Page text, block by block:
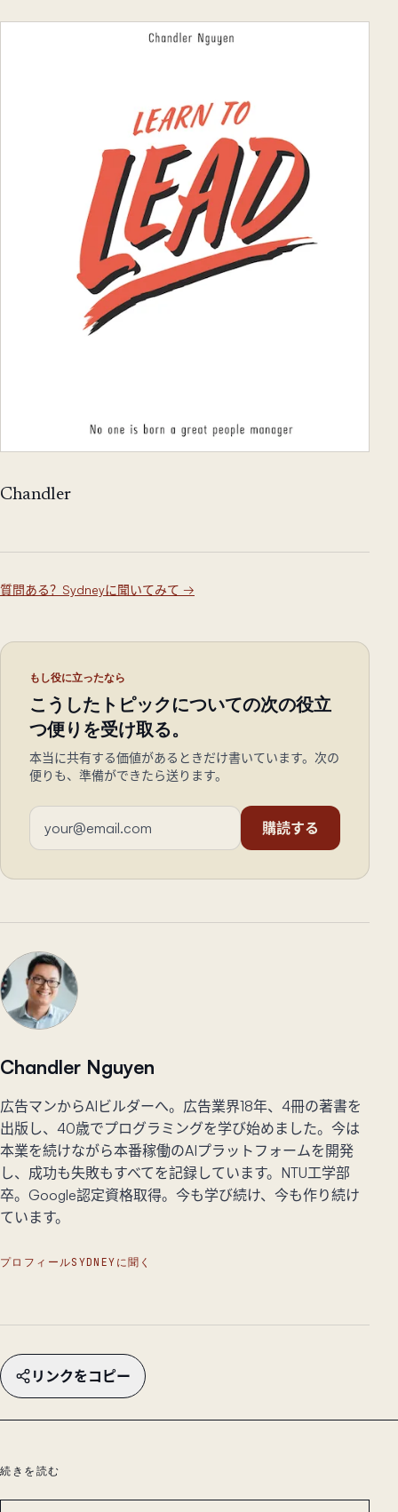
Chandler
質問ある？Sydneyに聞いてみて →
もし役に立ったなら
こうしたトピックについての次の役立
つ便りを受け取る。
本当に共有する価値があるときだけ書いています。次の
便りも、準備ができたら送ります。
メールアドレス
購読する
Chandler Nguyen
広告マンからAIビルダーへ。広告業界18年、4冊の著書を
出版し、40歳でプログラミングを学び始めました。今は
本業を続けながら本番稼働のAIプラットフォームを開発
し、成功も失敗もすべてを記録しています。NTU工学部
卒。Google認定資格取得。今も学び続け、今も作り続け
ています。
プロフィールSYDNEYに聞く
リンクをコピー
続きを読む